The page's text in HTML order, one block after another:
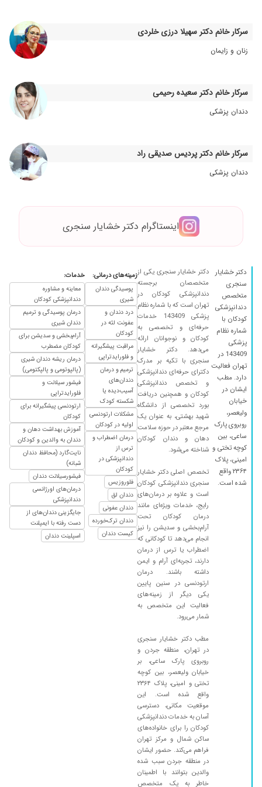
بسیار عالی ۱۴۰۴/۰۲/۲۰
دکتر خوش برخورد و خوب و کاربلدی هستن.من دو ۱۴۰۳/۰۱/۲۰
دکتر درست کردند و بسیار راضی بودم
۱۴۰۴/۰۴/۰۹
۱۴۰۳/۱۲/۰۱
عالی بودن ایشون. در کلینیک رایا با سدیشن برای
پسر دو سالم هفت تا دندون و یک فلوراید تراپی
۱۴۰۴/۰۴/۲۹
0129563180 ۱۴۰۳/۰۸/۱۹
عالی هستن
تحت سدیشن دندونای بچم رو ترمیم عصبکشی و
ایشون رو انتخاب کردم احساس خوبی هست ک به
آدم میدن. خوش رفتار هستن. بعد از درمان هم ول
نمیکنن به امان خدا. آدم میتونه سوالات و مشکلات
رو بپرسه و ایشون به خوبی پاسخ میدن. خدا
بهشون خیر بده
۱۴۰۵/۰۴/۰۲
باحوصله و دقیق ۱۴۰۳/۰۶/۱۳
خرابی دندان پزشکی بسیار مهربان کار بلد و
باشخصیت
۱۴۰۳/۰۵/۰۳
دکتر بسیار دلسوز هستن و بچه ها بدون استرس
هستن
قرار بود حضوری خدمت آقای دکتر برسیم به علتی
نتوانستیم آقای دکتر لطف فرمودند بدون دریافت حق
ویزیت به صورت online ویزیت فرمودند و راهنمایی
کردند.
عالی هستند ۱۴۰۴/۰۹/۲۶
سلام دکتر خشایار بی نظیرن،از لحاظ کار و اخلاق
حرف ندارن،دخترام با اینکه بشدت از دندانپزشکی
میترسیدن از زمانی که پیش دکتر سنجری میبرم با
اشتیاق میان.ممنونم دکتر جان
۱۴۰۵/۰۳/۲۶
کارشون خ
دکتری بسیار مهربان با بچه ها هستن، ازشون
ممنونم،دندان های پسرم را با خواب عمیق درست
کردن که پسرم چیزی متوجه نشد و راضی بودم
بهترین دندان پزشک کودکان قطعا
می کنیم
دکتر خوب باخلاق عالی باسواد هرجا بچمو بردم
گفتن باید دندونش کشیده بشه ولی دکتر سنجری
گفتن که نمیکشیم تعمیرش میکنیم
بسیار خوب و با حوصله
واقعا آدم خیلی باحوصله و کاردرست و با حوصله من
پسرم عمل کرد عالی بود خیلی خیلی راضی بودم
خیلی خوش اخلاق بودن وکارشون عالی بود
واقعا دکتر کاربلد و حرفه ای عاااااالی
با تجربه و خوش برخورد
سرکار خانم دکتر سهیلا درزی خلردی
زنان و زایمان
سرکار خانم دکتر سعیده رحیمی
دندان پزشکی
سرکار خانم دکتر پردیس صدیقی راد
دندان پزشکی
اینستاگرام دکتر خشایار سنجری
دکتر خشایار
سنجری
متخصص
دندانپزشکی
کودکان با
شماره نظام
پزشکی
143409 در
تهران فعالیت
دارد. مطب
ایشان در
خیابان
ولیعصر،
روبروی پارک
ساعی، بین
کوچه تختی و
امینی، پلاک
۲۳۶۴ واقع
شده است.
دکتر خشایار سنجری یکی از
متخصصان برجسته
دندانپزشکی کودکان در
تهران است که با شماره نظام
پزشکی 143409 خدمات
حرفه‌ای و تخصصی به
کودکان و نوجوانان ارائه
می‌دهد. دکتر خشایار
سنجری با تکیه بر مدرک
دکترای حرفه‌ای دندانپزشکی
و تخصص دندانپزشکی
کودکان و همچنین دریافت
بورد تخصصی از دانشگاه
شهید بهشتی، به عنوان یک
مرجع معتبر در حوزه سلامت
دهان و دندان کودکان
شناخته می‌شود.
تخصص اصلی دکتر خشایار
سنجری دندانپزشکی کودکان
است و علاوه بر درمان‌های
رایج، خدمات ویژه‌ای مانند
درمان کودکان تحت
آرام‌بخشی و سدیشن را نیز
انجام می‌دهد تا کودکانی که
اضطراب یا ترس از درمان
دارند، تجربه‌ای آرام و ایمن
داشته باشند. درمان
ارتودنسی در سنین پایین
یکی دیگر از زمینه‌های
فعالیت این متخصص به
شمار می‌رود.
مطب دکتر خشایار سنجری
در تهران، منطقه جردن و
روبروی پارک ساعی، بر
خیابان ولیعصر، بین کوچه
تختی و امینی، پلاک ۲۳۶۴
واقع شده است. این
موقعیت مکانی، دسترسی
آسان به خدمات دندانپزشکی
کودکان را برای خانواده‌های
ساکن شمال و مرکز تهران
فراهم می‌کند. حضور ایشان
در منطقه جردن سبب شده
والدین بتوانند با اطمینان
خاطر به یک متخصص
زمینه‌های درمانی:
پوسیدگی دندان
شیری
درد دندان و
عفونت لثه در
کودکان
مراقبت پیشگیرانه
و فلورایدتراپی
ترمیم و درمان
دندان‌های
آسیب‌دیده یا
شکسته کودک
مشکلات ارتودنسی
اولیه در کودکان
درمان اضطراب و
ترس از
دندانپزشکی در
کودکان
فلوروزیس
دندان لق
دندان عفونی
دندان ترک‌خورده
کیست دندان
خدمات:
معاینه و مشاوره
دندانپزشکی کودکان
درمان پوسیدگی و ترمیم
دندان شیری
آرام‌بخشی و سدیشن برای
کودکان مضطرب
درمان ریشه دندان شیری
(پالپوتومی و پالپکتومی)
فیشور سیلانت و
فلورایدتراپی
ارتودنسی پیشگیرانه برای
کودکان
آموزش بهداشت دهان و
دندان به والدین و کودکان
نایت‌گارد (محافظ دندان
شبانه)
فیشورسیلانت دندان
درمان‌های اورژانسی
دندانپزشکی
جایگزینی دندان‌های از
دست رفته با ایمپلنت
اسپلینت دندان